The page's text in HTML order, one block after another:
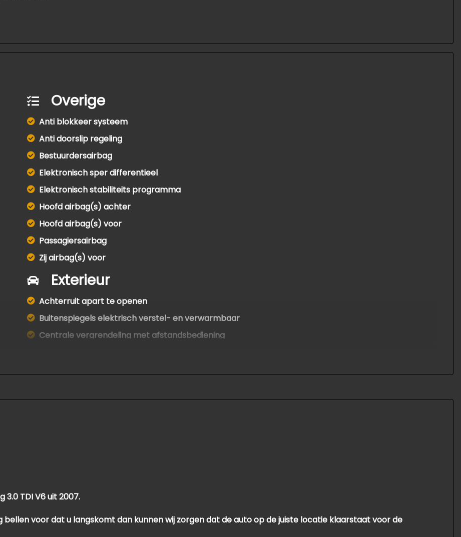
Overige
Anti blokkeer systeem
Anti doorslip regeling
Bestuurdersairbag
Elektronisch sper differentieel
Elektronisch stabiliteits programma
Hoofd airbag(s) achter
Hoofd airbag(s) voor
Passagiersairbag
Zij airbag(s) voor
Exterieur
Achterruit apart te openen
Buitenspiegels elektrisch verstel- en verwarmbaar
Centrale vergrendeling met afstandsbediening
3.0 TDI V6 uit 2007.
bellen voor dat u langskomt dan kunnen wij zorgen dat de auto op de juiste locatie klaarstaat voor de